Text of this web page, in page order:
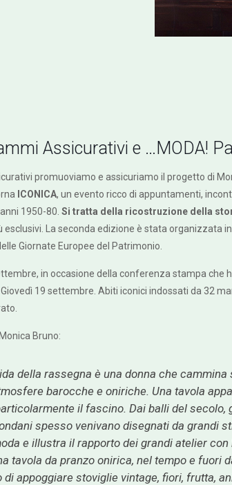
Assicurativi e …MODA!
promuoviamo e assicuriamo il progetto di
ICONICA, un evento ricco di appuntamenti,
1950-80.Si tratta della ricostruzione della
esclusivi. La seconda edizione è stata organizzata
Giornate Europee del Patrimonio.
in occasione della conferenza stampa
19 settembre. Abiti iconici indossati da 32
Bruno:
della rassegna è una donna che
barocche e oniriche. Una tavola
il fascino. Dai balli del secolo,
spesso venivano disegnati da grandi
e illustra il rapporto dei grandi atelier
tavola da pranzo onirica, nel tempo e fuori
appoggiare stoviglie vintage, fiori, frutta,